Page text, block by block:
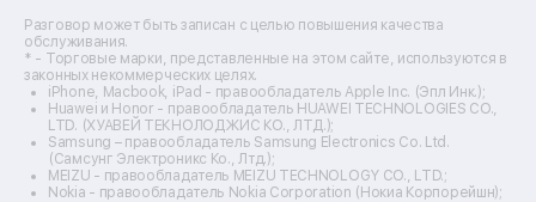
Ремонт видеокамер
Ремонт эхолотов
Ремонт 3d-принтеров
Ремонт прицелов ночного видения
Ремонт винных шкафов
Ремонт выпрямителей
Ремонт сушилок для рук
Ремонт дальномеров
Разговор может быть записан с целью повышения качества
обслуживания.
* - Торговые марки, представленные на этом сайте, используются в
законных некоммерческих целях.
iPhone, Macbook, iPad - правообладатель Apple Inc. (Эпл Инк.);
Huawei и Honor - правообладатель HUAWEI TECHNOLOGIES CO.,
LTD. (ХУАВЕЙ ТЕКНОЛОДЖИС КО., ЛТД.);
Samsung – правообладатель Samsung Electronics Co. Ltd.
(Самсунг Электроникс Ко., Лтд.);
MEIZU - правообладатель MEIZU TECHNOLOGY CO., LTD.;
Nokia - правообладатель Nokia Corporation (Нокиа Корпорейшн);